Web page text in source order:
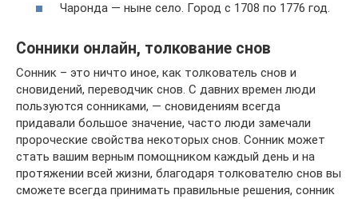
Чаронда — ныне село. Город с 1708 по 1776 год.
Сонники онлайн, толкование снов
Сонник – это ничто иное, как толкователь снов и
сновидений, переводчик снов. С давних времен люди
пользуются сонниками, — сновидениям всегда
придавали большое значение, часто люди замечали
пророческие свойства некоторых снов. Сонник может
стать вашим верным помощником каждый день и на
протяжении всей жизни, благодаря толкователю снов вы
сможете всегда принимать правильные решения, сонник